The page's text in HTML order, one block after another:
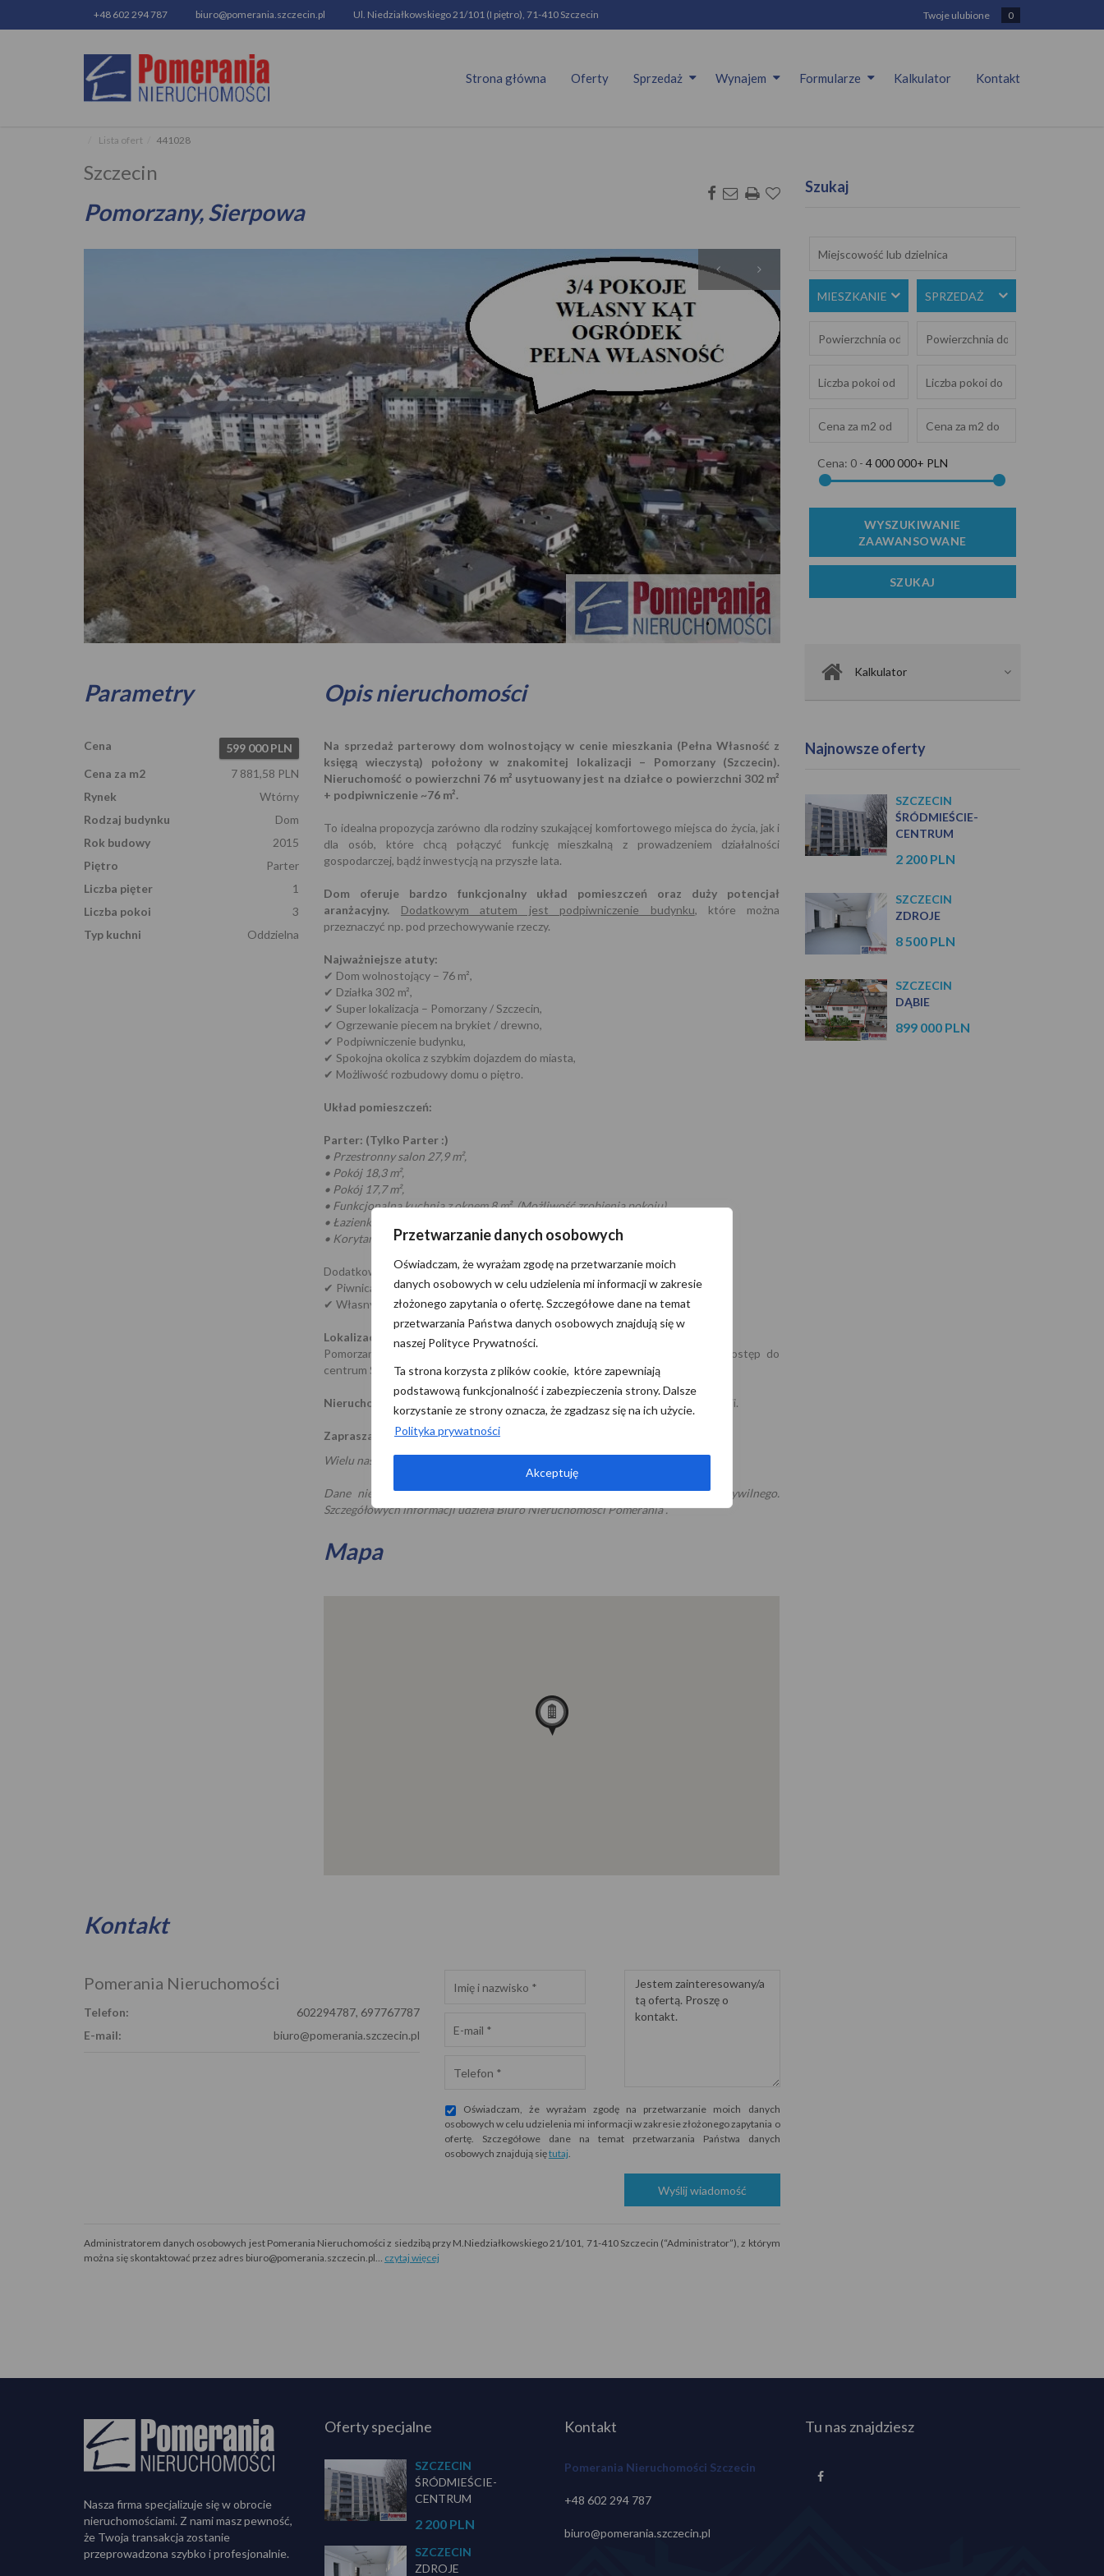
Przetwarzanie danych osobowych
Oświadczam, że wyrażam zgodę na przetwarzanie moich
danych osobowych w celu udzielenia mi informacji w zakresie
złożonego zapytania o ofertę. Szczegółowe dane na temat
przetwarzania Państwa danych osobowych znajdują się w
naszej Polityce Prywatności.
Ta strona korzysta z plików cookie, które zapewniają
podstawową funkcjonalność i zabezpieczenia strony. Dalsze
korzystanie ze strony oznacza, że zgadzasz się na ich użycie.
Polityka prywatności
Akceptuję
+48 602 294 787 biuro@pomerania.szczecin.pl Ul. Niedziałkowskiego 21/101 (I piętro), 71-410 Szczecin Twoje ulubione 0
Strona główna Oferty Sprzedaż Wynajem Formularze Kalkulator Kontakt
Lista ofert 441028
Szczecin
Pomorzany, Sierpowa
Zdjęcie 1 Zdjęcie 2
Parametry
Cena
599 000 PLN
Cena za m2
7 881,58 PLN
Rynek
Wtórny
Rodzaj budynku
Dom
Rok budowy
2015
Piętro
Parter
Liczba pięter
1
Liczba pokoi
3
Typ kuchni
Oddzielna
Opis nieruchomości
Na sprzedaż parterowy dom wolnostojący w cenie mieszkania (Pełna Własność z
księgą wieczystą) położony w znakomitej lokalizacji – Pomorzany (Szczecin).
Nieruchomość o powierzchni 76 m² usytuowany jest na działce o powierzchni 302 m²
+ podpiwniczenie ~76 m².
To idealna propozycja zarówno dla rodziny szukającej komfortowego miejsca do życia, jak i
dla osób, które chcą połączyć funkcję mieszkalną z prowadzeniem działalności
gospodarczej, bądź inwestycją na przyszłe lata.
Dom oferuje bardzo funkcjonalny układ pomieszczeń oraz duży potencjał
aranżacyjny.
Dodatkowym atutem jest podpiwniczenie budynku, które można
przeznaczyć np. pod przechowywanie rzeczy.
Najważniejsze atuty:
✔ Dom wolnostojący – 76 m²,
✔ Działka 302 m²,
✔ Super lokalizacja – Pomorzany / Szczecin,
✔ Ogrzewanie piecem na brykiet / drewno,
✔ Podpiwniczenie budynku,
✔ Spokojna okolica z szybkim dojazdem do miasta,
✔ Możliwość rozbudowy domu o piętro.
Układ pomieszczeń:
Parter: (Tylko Parter :)
• Przestronny salon 27,9 m²,
• Pokój 18,3 m²,
• Pokój 17,7 m²,
• Funkcjonalna kuchnia z oknem 8 m², (Możliwość zrobienia pokoju)
• Łazienka z prysznicem i oknem 2 m²,
• Korytarz 2,1 m².
Dodatkowo:
✔ Piwnica z bezpośrednim wyjściem od zewnątrz ok. 76 m².
✔ Własny ogródek
Lokalizacja:
Pomorzany - Idealne miejsce dla osób ceniących przestrzeń oraz szybki dostęp do
centrum Szczecina i infrastruktury miejskiej.
Nieruchomość z dużym potencjałem – zarówno do zamieszkania, jak i inwestycji.
Zapraszam do kontaktu i na prezentację
Wielu naszych klientów pochodzi z polecenia. Zapraszamy do współpracy.
Dane nie stanowią oferty handlowej w rozumieniu art. 66,§ 1 Kodeksu Cywilnego.
Szczegółowych informacji udziela Biuro Nieruchomości Pomerania .
Mapa
Kontakt
Pomerania Nieruchomości
Telefon:
602294787, 697767787
E-mail:
biuro@pomerania.szczecin.pl
Oświadczam, że wyrażam zgodę na przetwarzanie moich danych
osobowych w celu udzielenia mi informacji w zakresie złożonego zapytania o
ofertę. Szczegółowe dane na temat przetwarzania Państwa danych
osobowych znajdują siętutaj
Wyślij wiadomość
Administratorem danych osobowych jest Pomerania Nieruchomości z siedzibą przy M.Niedziałkowskiego 21/101, 71-410 Szczecin (“Administrator”), z którym
można się skontaktować przez adres biuro@pomerania.szczecin.pl… czytaj więcej
Szukaj
MIESZKANIE SPRZEDAŻ
Cena: 0- 4 000 000+ PLN
Kalkulator
Najnowsze oferty
SZCZECIN
ŚRÓDMIEŚCIE-
CENTRUM
2 200 PLN
SZCZECIN
ZDROJE
8 500 PLN
SZCZECIN
DĄBIE
899 000 PLN
Nasza firma specjalizuje się w obrocie
nieruchomościami. Z nami masz pewność,
że Twoja transakcja zostanie
przeprowadzona szybko i profesjonalnie.
Oferty specjalne
SZCZECIN
ŚRÓDMIEŚCIE-
CENTRUM
2 200 PLN
SZCZECIN
ZDROJE
Kontakt
Pomerania Nieruchomości Szczecin
+48 602 294 787
biuro@pomerania.szczecin.pl
Tu nas znajdziesz